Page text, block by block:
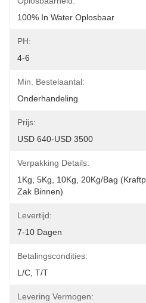
100% In Water Oplosbaar
PH:
4-6
Min. Bestelaantal:
Onderhandeling
Prijs:
USD 640-USD 3500
Verpakking Details:
1Kg, 5Kg, 10Kg, 20Kg/Bag
Zak Binnen)
Levertijd:
7-10 Dagen
Betalingscondities:
L/C, T/T
Levering Vermogen: